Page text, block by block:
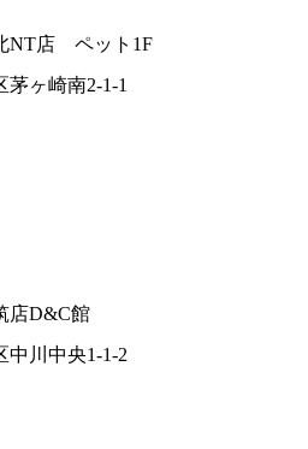
NT店 ペット1F
ヶ崎南2-1-1
店D&C館
中川中央1-1-2